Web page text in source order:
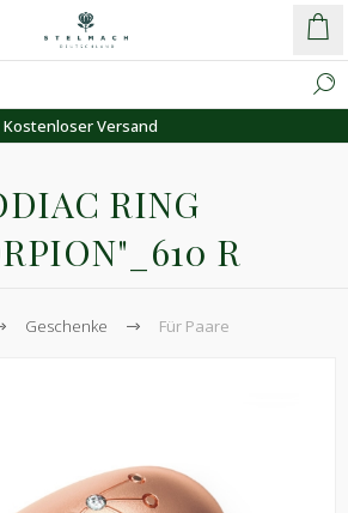
Kostenloser Versand
RING
R
Geschenke Für Paare